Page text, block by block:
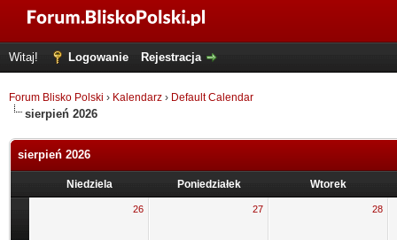
Witaj! Logowanie Rejestracja
Forum Blisko Polski › Kalendarz › Default Calendar
sierpień 2026
sierpień 2026
Niedziela Poniedziałek Wtorek
26 27 28